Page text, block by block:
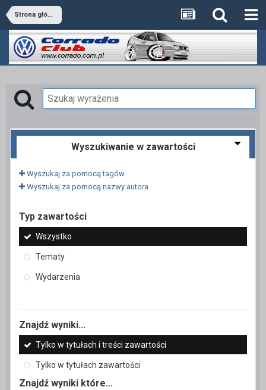
Strona główna
Wyszukiwanie w zawartości
Wyszukaj za pomocą tagów
Wyszukaj za pomocą nazwy autora
Typ zawartości
Wszystko
Tematy
Wydarzenia
Znajdź wyniki...
Tylko w tytułach i treści zawartości
Tylko w tytułach zawartości
Znajdź wyniki które...